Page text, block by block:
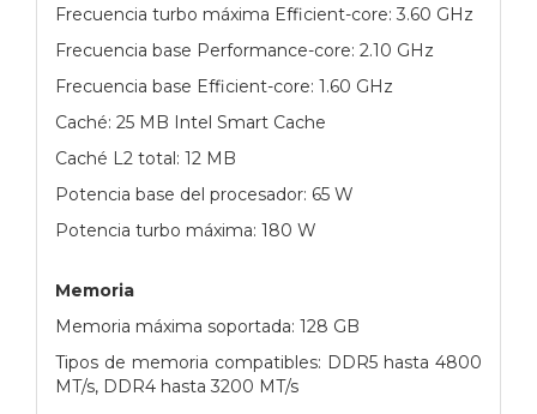
Frecuencia turbo máxima Efficient-core: 3.60 GHz
Frecuencia base Performance-core: 2.10 GHz
Frecuencia base Efficient-core: 1.60 GHz
Caché: 25 MB Intel Smart Cache
Caché L2 total: 12 MB
Potencia base del procesador: 65 W
Potencia turbo máxima: 180 W
Memoria
Memoria máxima soportada: 128 GB
Tipos de memoria compatibles: DDR5 hasta 4800
MT/s, DDR4 hasta 3200 MT/s